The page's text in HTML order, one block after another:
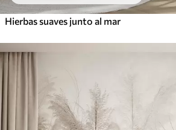
Hierbas suaves junto al mar